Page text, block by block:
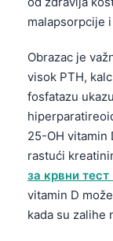
malapsorpcije
Obrazac je
visok PTH,
fosfatazu
25-OH vitamin
rastući
за крвни
vitamin D
kada su zalihe